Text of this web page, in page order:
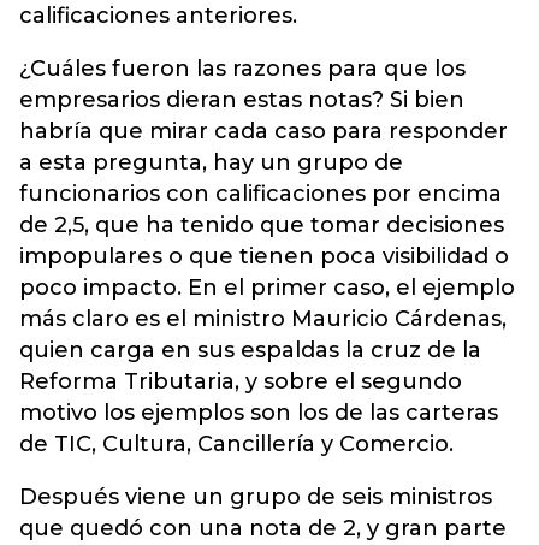
calificaciones anteriores.
¿Cuáles fueron las razones para que los
empresarios dieran estas notas? Si bien
habría que mirar cada caso para responder
a esta pregunta, hay un grupo de
funcionarios con calificaciones por encima
de 2,5, que ha tenido que tomar decisiones
impopulares o que tienen poca visibilidad o
poco impacto. En el primer caso, el ejemplo
más claro es el ministro Mauricio Cárdenas,
quien carga en sus espaldas la cruz de la
Reforma Tributaria, y sobre el segundo
motivo los ejemplos son los de las carteras
de TIC, Cultura, Cancillería y Comercio.
Después viene un grupo de seis ministros
que quedó con una nota de 2, y gran parte